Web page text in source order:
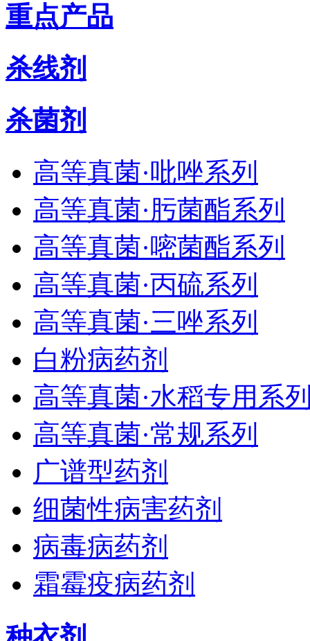
重点产品
杀线剂
杀菌剂
高等真菌·吡唑系列
高等真菌·肟菌酯系列
高等真菌·嘧菌酯系列
高等真菌·丙硫系列
高等真菌·三唑系列
白粉病药剂
高等真菌·水稻专用系
高等真菌·常规系列
广谱型药剂
细菌性病害药剂
病毒病药剂
霜霉疫病药剂